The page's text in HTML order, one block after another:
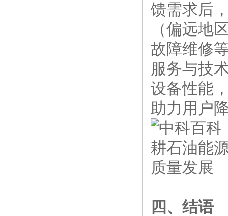
馈需求后
（偏远地
故障维修
服务与技
设备性能
助力用户
四、结语